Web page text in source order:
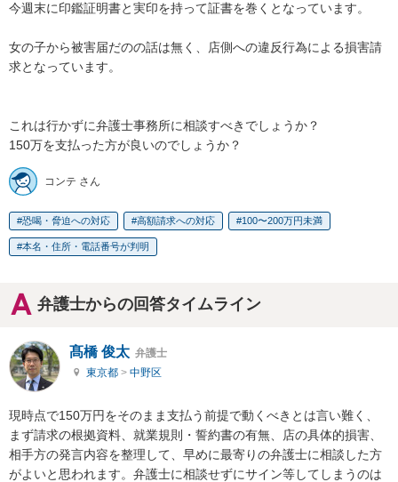
今週末に印鑑証明書と実印を持って証書を巻くとなっています。
女の子から被害届だのの話は無く、店側への違反行為による損害請
求となっています。
これは行かずに弁護士事務所に相談すべきでしょうか？
150万を支払った方が良いのでしょうか？
コンテ さん
恐喝・脅迫への対応 高額請求への対応 100〜200万円未満
本名・住所・電話番号が判明
弁護士からの回答タイムライン
髙橋 俊太 弁護士
東京都 > 中野区
現時点で150万円をそのまま支払う前提で動くべきとは言い難く、
まず請求の根拠資料、就業規則・誓約書の有無、店の具体的損害、
相手方の発言内容を整理して、早めに最寄りの弁護士に相談した方
がよいと思われます。弁護士に相談せずにサイン等してしまうのは